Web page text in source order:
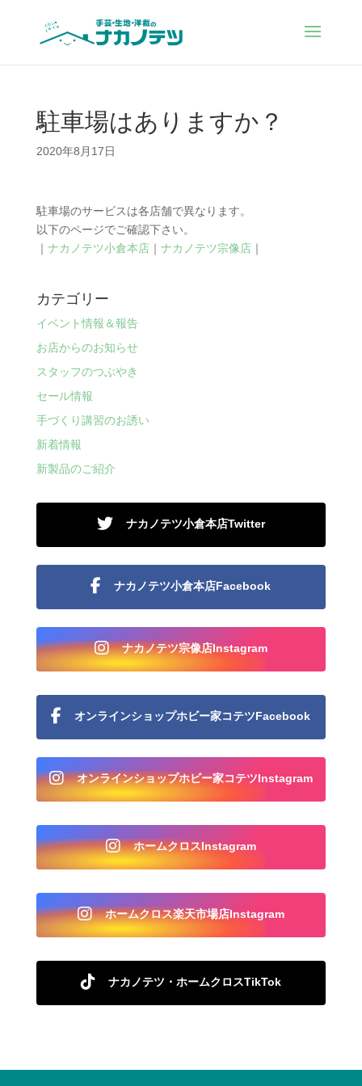
駐車場はありますか？
2020年8月17日
駐車場のサービスは各店舗で異なります。
以下のページでご確認下さい。
｜ ナカノテツ小倉本店 ｜ ナカノテツ宗像店 ｜
カテゴリー
イベント情報＆報告
お店からのお知らせ
スタッフのつぶやき
セール情報
手づくり講習のお誘い
新着情報
新製品のご紹介
ナカノテツ小倉本店Twitter
ナカノテツ小倉本店Facebook
ナカノテツ宗像店Instagram
オンラインショップホビー家コテツFacebook
オンラインショップホビー家コテツInstagram
ホームクロスInstagram
ホームクロス楽天市場店Instagram
ナカノテツ・ホームクロスTikTok